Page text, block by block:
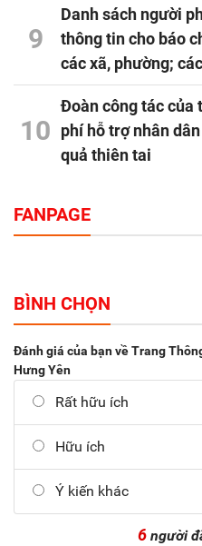
9
Danh sách người
thông tin cho báo
các xã, phường;
10
Đoàn công tác của
phí hỗ trợ nhân
quả thiên tai
FANPAGE
BÌNH CHỌN
Đánh giá của bạn về Trang
Hưng Yên
Rất hữu ích
Hữu ích
Ý kiến khác
6 người